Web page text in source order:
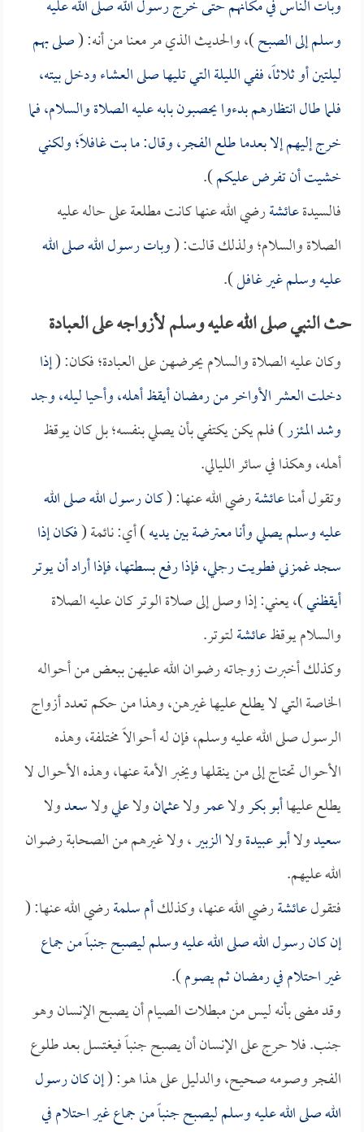
وبات الناس في مكانهم حتى خرج رسول الله صلى الله عليه
وسلم إلى الصبح)، والحديث الذي مر معنا من أنه: (صلى بهم
ليلتين أو ثلاثاً، ففي الليلة التي تليها صلى العشاء ودخل بيته،
فلما طال انتظارهم بدءوا يحصبون بابه عليه الصلاة والسلام، فما
خرج إليهم إلا بعدما طلع الفجر، وقال: ما بت غافلاً؛ ولكني
خشيت أن تفرض عليكم).
فالسيدةعائشةرضي الله عنها كانت مطلعة على حاله عليه
الصلاة والسلام؛ ولذلك قالت: (وبات رسول الله صلى الله
عليه وسلم غير غافل).
حث النبي صلى الله عليه وسلم لأزواجه على العبادة
وكان عليه الصلاة والسلام يحرضهن على العبادة؛ فكان: (إذا
دخلت العشر الأواخر من رمضان أيقظ أهله، وأحيا ليله، وجد
وشد المئزر) فلم يكن يكتفي بأن يصلي بنفسه؛ بل كان يوقظ
أهله، وهكذا في سائر الليالي.
وتقول أمناعائشةرضي الله عنها: (كان رسول الله صلى الله
عليه وسلم يصلي وأنا معترضة بين يديه) أي: نائمة (فكان إذا
سجد غمزني فطويت رجلي، فإذا رفع بسطتها، فإذا أراد أن يوتر
أيقظني)، يعني: إذا وصل إلى صلاة الوتر كان عليه الصلاة
والسلام يوقظعائشةلتوتر.
وكذلك أخبرت زوجاته رضوان الله عليهن ببعض من أحواله
الخاصة التي لا يطلع عليها غيرهن، وهذا من حكم تعدد أزواج
الرسول صلى الله عليه وسلم، فإن له أحوالاً مختلفة، وهذه
الأحوال تحتاج إلى من ينقلها ويخبر الأمة عنها، وهذه الأحوال لا
يطلع عليهاأبو بكرولاعمرولاعثمانولاعليولاسعدولا
سعيدولاأبو عبيدةولاالزبير، ولا غيرهم من الصحابة رضوان
الله عليهم.
فتقولعائشةرضي الله عنها، وكذلكأم سلمةرضي الله عنها: (
إن كان رسول الله صلى الله عليه وسلم ليصبح جنباً من جماع
غير احتلام في رمضان ثم يصوم).
وقد مضى بأنه ليس من مبطلات الصيام أن يصبح الإنسان وهو
جنب. فلا حرج على الإنسان أن يصبح جنباً فيغتسل بعد طلوع
الفجر وصومه صحيح، والدليل على هذا هو: (إن كان رسول
الله صلى الله عليه وسلم ليصبح جنباً من جماع غير احتلام في